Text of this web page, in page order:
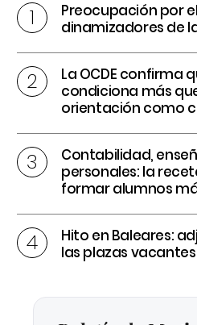
Preocupación por
dinamizadores de
La OCDE confirma
condiciona más
orientación como
Contabilidad,
personales: la
formar alumnos
Hito en Baleares:
las plazas